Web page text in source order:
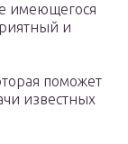
имеющегося
и
поможет
известных